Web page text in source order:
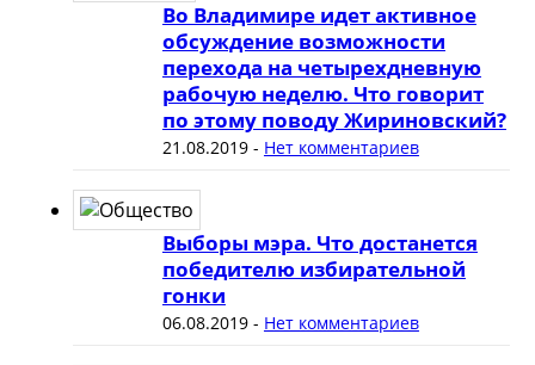
Во Владимире идет активное
обсуждение возможности
перехода на четырехдневную
рабочую неделю. Что говорит
по этому поводу Жириновский?
21.08.2019- Нет комментариев
Выборы мэра. Что достанется
победителю избирательной
гонки
06.08.2019- Нет комментариев